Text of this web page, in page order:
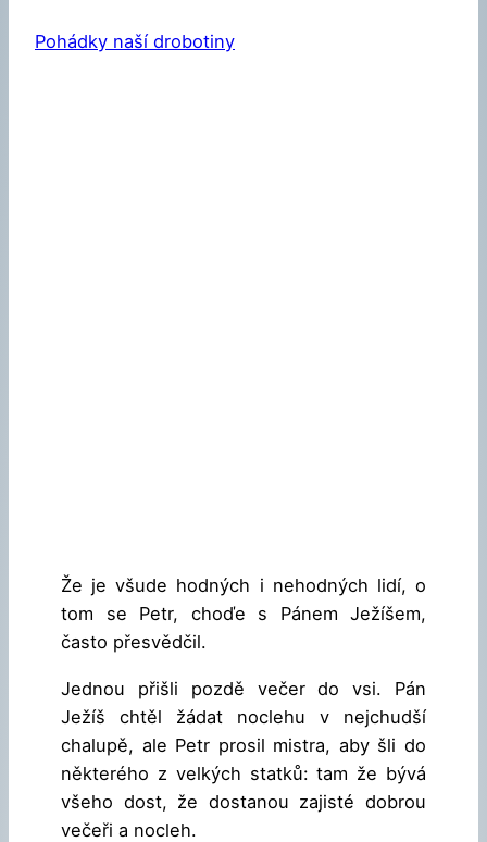
Pohádky naší drobotiny
Že je všude hodných i nehodných lidí, o
tom se Petr, choďe s Pánem Ježíšem,
často přesvědčil.
Jednou přišli pozdě večer do vsi. Pán
Ježíš chtěl žádat noclehu v nejchudší
chalupě, ale Petr prosil mistra, aby šli do
některého z velkých statků: tam že bývá
všeho dost, že dostanou zajisté dobrou
večeři a nocleh.